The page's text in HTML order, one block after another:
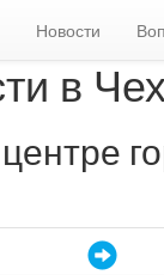
Новости
в